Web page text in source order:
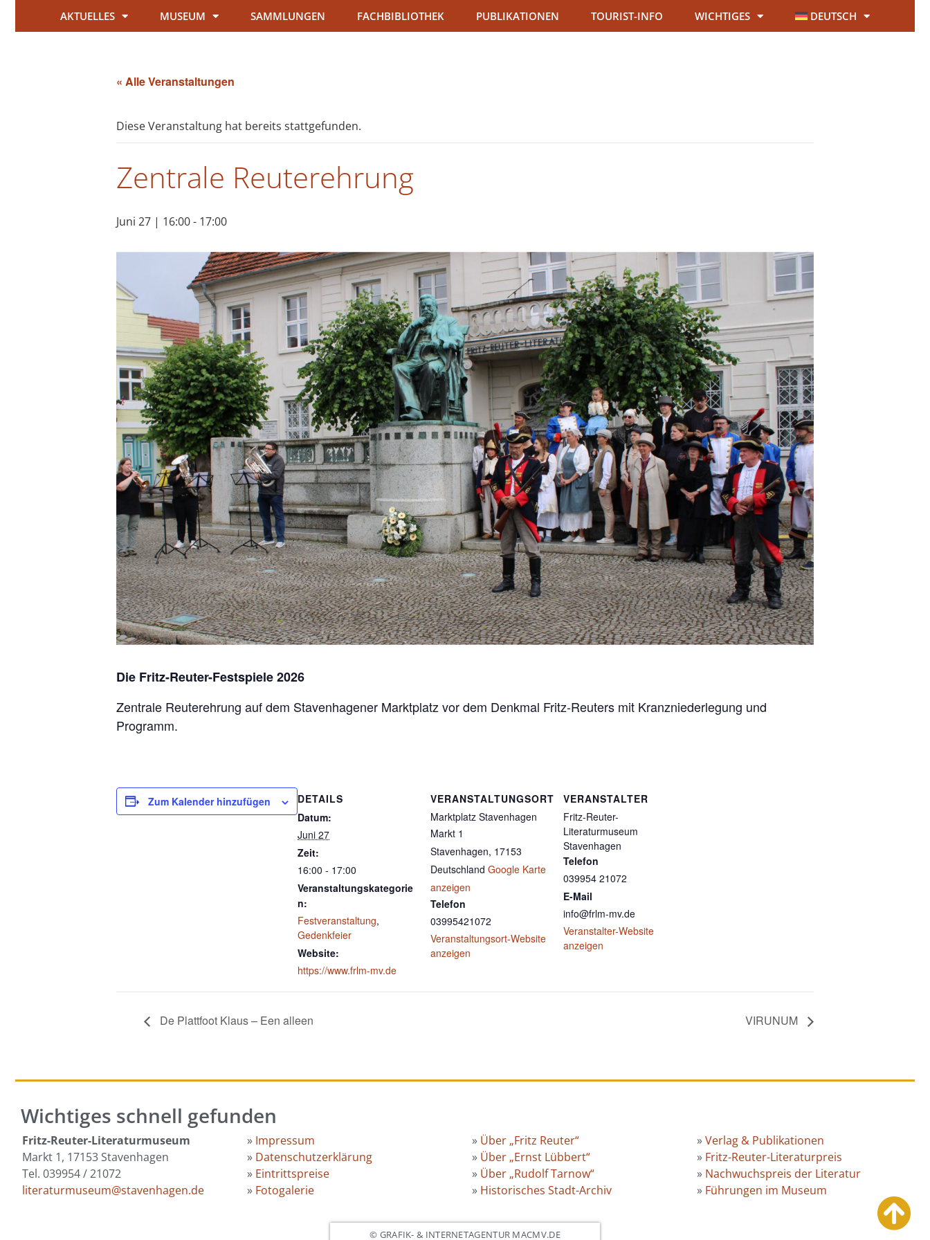
AKTUELLES MUSEUM SAMMLUNGEN FACHBIBLIOTHEK PUBLIKATIONEN TOURIST-INFO WICHTIGES DEUTSCH
« Alle Veranstaltungen
Diese Veranstaltung hat bereits stattgefunden.
Zentrale Reuterehrung
Juni 27 | 16:00- 17:00
Die Fritz-Reuter-Festspiele 2026
Zentrale Reuterehrung auf dem Stavenhagener Marktplatz vor dem Denkmal Fritz-Reuters mit Kranzniederlegung und
Programm.
Zum Kalender hinzufügen
DETAILS
Datum:
Juni 27
Zeit:
16:00 - 17:00
Veranstaltungskategorie
n:
Festveranstaltung,
Gedenkfeier
Website:
https://www.frlm-mv.de
VERANSTALTUNGSORT
Marktplatz Stavenhagen
Markt 1
Stavenhagen, 17153
Deutschland Google Karte
anzeigen
Telefon
03995421072
Veranstaltungsort-Website
anzeigen
VERANSTALTER
Fritz-Reuter-
Literaturmuseum
Stavenhagen
Telefon
039954 21072
E-Mail
info@frlm-mv.de
Veranstalter-Website
anzeigen
De Plattfoot Klaus – Een alleen VIRUNUM
Wichtiges schnell gefunden
Fritz-Reuter-Literaturmuseum
Markt 1, 17153 Stavenhagen
Tel. 039954 / 21072
literaturmuseum@stavenhagen.de
» Impressum
» Datenschutzerklärung
» Eintrittspreise
» Fotogalerie
» Über „Fritz Reuter“
» Über „Ernst Lübbert“
» Über „Rudolf Tarnow“
» Historisches Stadt-Archiv
»Verlag & Publikationen
» Fritz-Reuter-Literaturpreis
» Nachwuchspreis der Literatur
» Führungen im Museum
© GRAFIK- & INTERNETAGENTUR MACMV.DE